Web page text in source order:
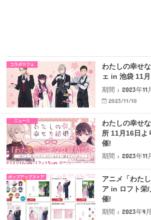
コラボカフェ
わたしの幸せ
ェ in 池袋 11
期間 : 2023年11
2023/11/10
ニュース
わたしの幸せ
所 11月16日よ
催!
期間 : 2023年11
ポップアップストア
アニメ「わた
ア in ロフト栄
催!
期間 : 2023年9